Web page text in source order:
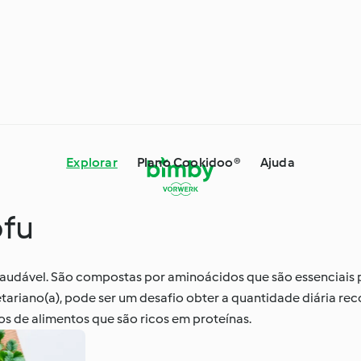
Explorar Plano Cookidoo® Ajuda
e Truques
especiais e
À volta do mundo com o
Cookidoo®
São compostas por aminoácidos que são
pode ser um desafio obter a quantidade diária
de alimentos que são ricos em proteínas.